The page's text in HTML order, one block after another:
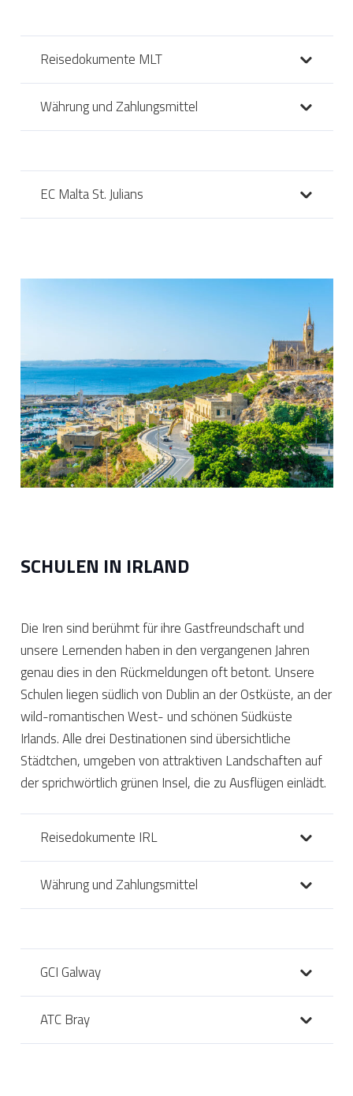
Reisedokumente MLT
Währung und Zahlungsmittel
EC Malta St. Julians
SCHULEN IN IRLAND
Die Iren sind berühmt für ihre Gastfreundschaft und
unsere Lernenden haben in den vergangenen Jahren
genau dies in den Rückmeldungen oft betont. Unsere
Schulen liegen südlich von Dublin an der Ostküste, an der
wild-romantischen West- und schönen Südküste
Irlands. Alle drei Destinationen sind übersichtliche
Städtchen, umgeben von attraktiven Landschaften auf
der sprichwörtlich grünen Insel, die zu Ausflügen einlädt.
Reisedokumente IRL
Währung und Zahlungsmittel
GCI Galway
ATC Bray